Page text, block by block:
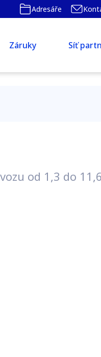
Adresáře
Záruky Síť
od 1,3 do